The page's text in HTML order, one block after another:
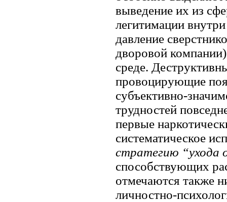
выведение их из
легитимации
давление
дворовой
среде.
провоцирующие
субъективно-
трудностей
первые
систематическое
стратегию “ухода
способствующих
отмечаются также
личностно-